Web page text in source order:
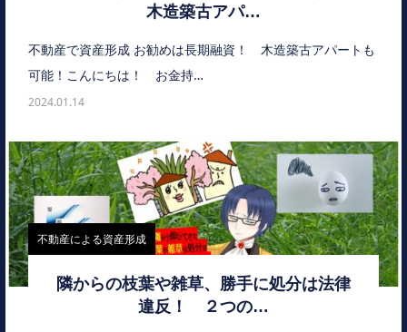
木造築古アパ…
不動産で資産形成 お勧めは長期融資！ 木造築古アパートも
可能！こんにちは！ お金持…
2024.01.14
不動産による資産形成
隣からの枝葉や雑草、勝手に処分は法律
違反！ ２つの…